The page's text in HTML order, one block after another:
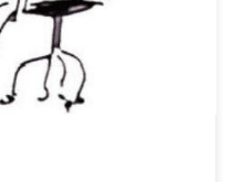
ou bien […]